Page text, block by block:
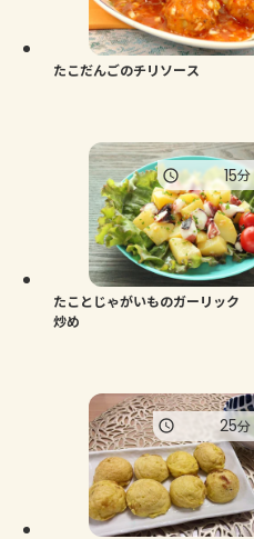
たこだんごのチリソース
たことじゃがいものガーリック
炒め
15分
25分